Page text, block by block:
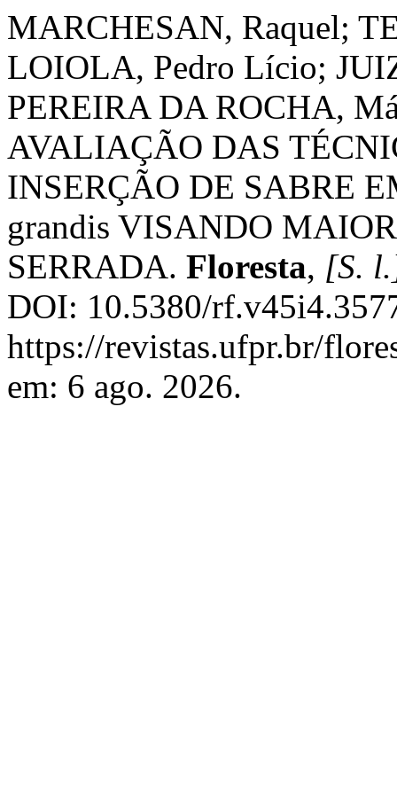
MARCHESAN, Raquel;
LOIOLA, Pedro Lício;
PEREIRA DA ROCHA,
AVALIAÇÃO DAS
INSERÇÃO DE SABRE
grandis VISANDO
SERRADA. Floresta, [S.
DOI: 10.5380/
https://revistas.ufpr.br/
em: 6 ago. 2026.